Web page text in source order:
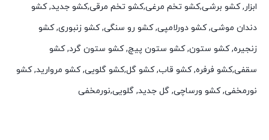
ابزار, کشو برشی,کشو تخم مرغی,کشو تخم مرقی,کشو جدید, کشو
دندان موشی, کشو دورلامپی, کشو رو سنگی, کشو زنبوری, کشو
زنجیره, کشو ستون, کشو ستون پیچ, کشو ستون گرد, کشو
سقفی,کشو فرفره, کشو قاب, کشو گل,کشو گلویی, کشو مروارید, کشو
نورمخفی, کشو ورساچی, گل جدید, گلویی,نورمخفی